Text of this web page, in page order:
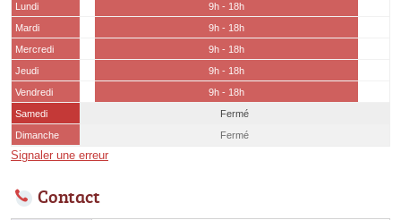
Lundi
9h - 18h
Mardi
9h - 18h
Mercredi
9h - 18h
Jeudi
9h - 18h
Vendredi
9h - 18h
Samedi
Fermé
Dimanche
Fermé
Signaler une erreur
Contact